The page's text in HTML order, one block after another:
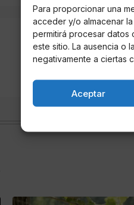
Para proporcionar una
acceder y/o almacenar
permitirá procesar datos
este sitio. La ausencia o
negativamente a ciertas
Aceptar